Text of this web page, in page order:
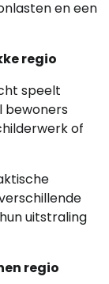
en een
regio
speelt
bewoners
of
uitstraling
regio